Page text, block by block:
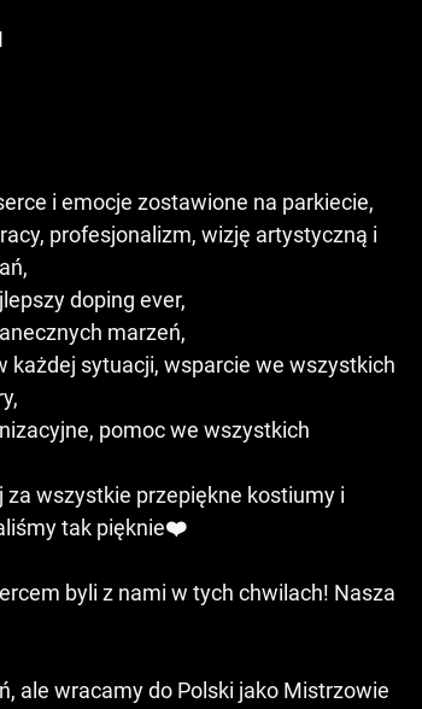
i emocje zostawione na parkiecie,
doping ever,
marzeń,
za wszystkie przepiękne kostiumy i
tak pięknie❤️
byli z nami w tych chwilach! Nasza
ale wracamy do Polski jako Mistrzowie